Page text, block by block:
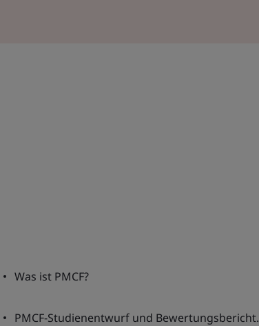
Was ist PMCF?
PMCF-Studienentwurf und Bewertungsbericht.